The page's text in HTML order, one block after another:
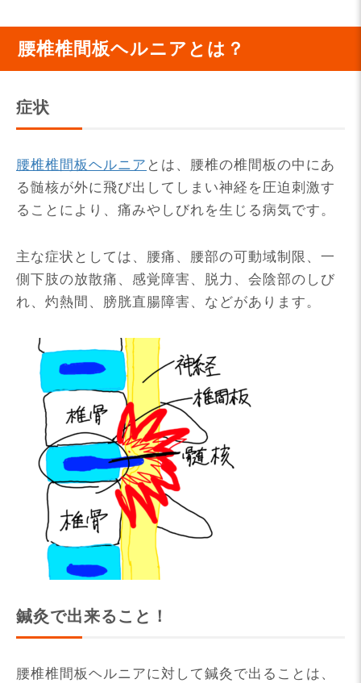
腰椎椎間板ヘルニアとは？
症状
腰椎椎間板ヘルニア とは、腰椎の椎間板の中にあ
る髄核が外に飛び出してしまい神経を圧迫刺激す
ることにより、痛みやしびれを生じる病気です。
主な症状としては、腰痛、腰部の可動域制限、一
側下肢の放散痛、感覚障害、脱力、会陰部のしび
れ、灼熱間、膀胱直腸障害、などがあります。
鍼灸で出来ること！
腰椎椎間板ヘルニアに対して鍼灸で出ることは、